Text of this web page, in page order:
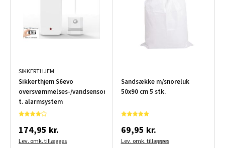
SIKKERTHJEM
Sikkerthjem S6evo
oversvømmelses-/vandsensor
t. alarmsystem
174,95 kr.
Lev. omk. tillægges
Sandsække m/snoreluk
50x90 cm 5 stk.
69,95 kr.
Lev. omk. tillægges